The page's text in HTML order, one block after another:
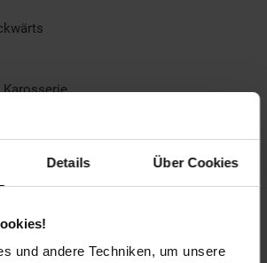
Details Über Cookies
und andere Techniken, um unsere
Karosserie
ca. (km/h): 35